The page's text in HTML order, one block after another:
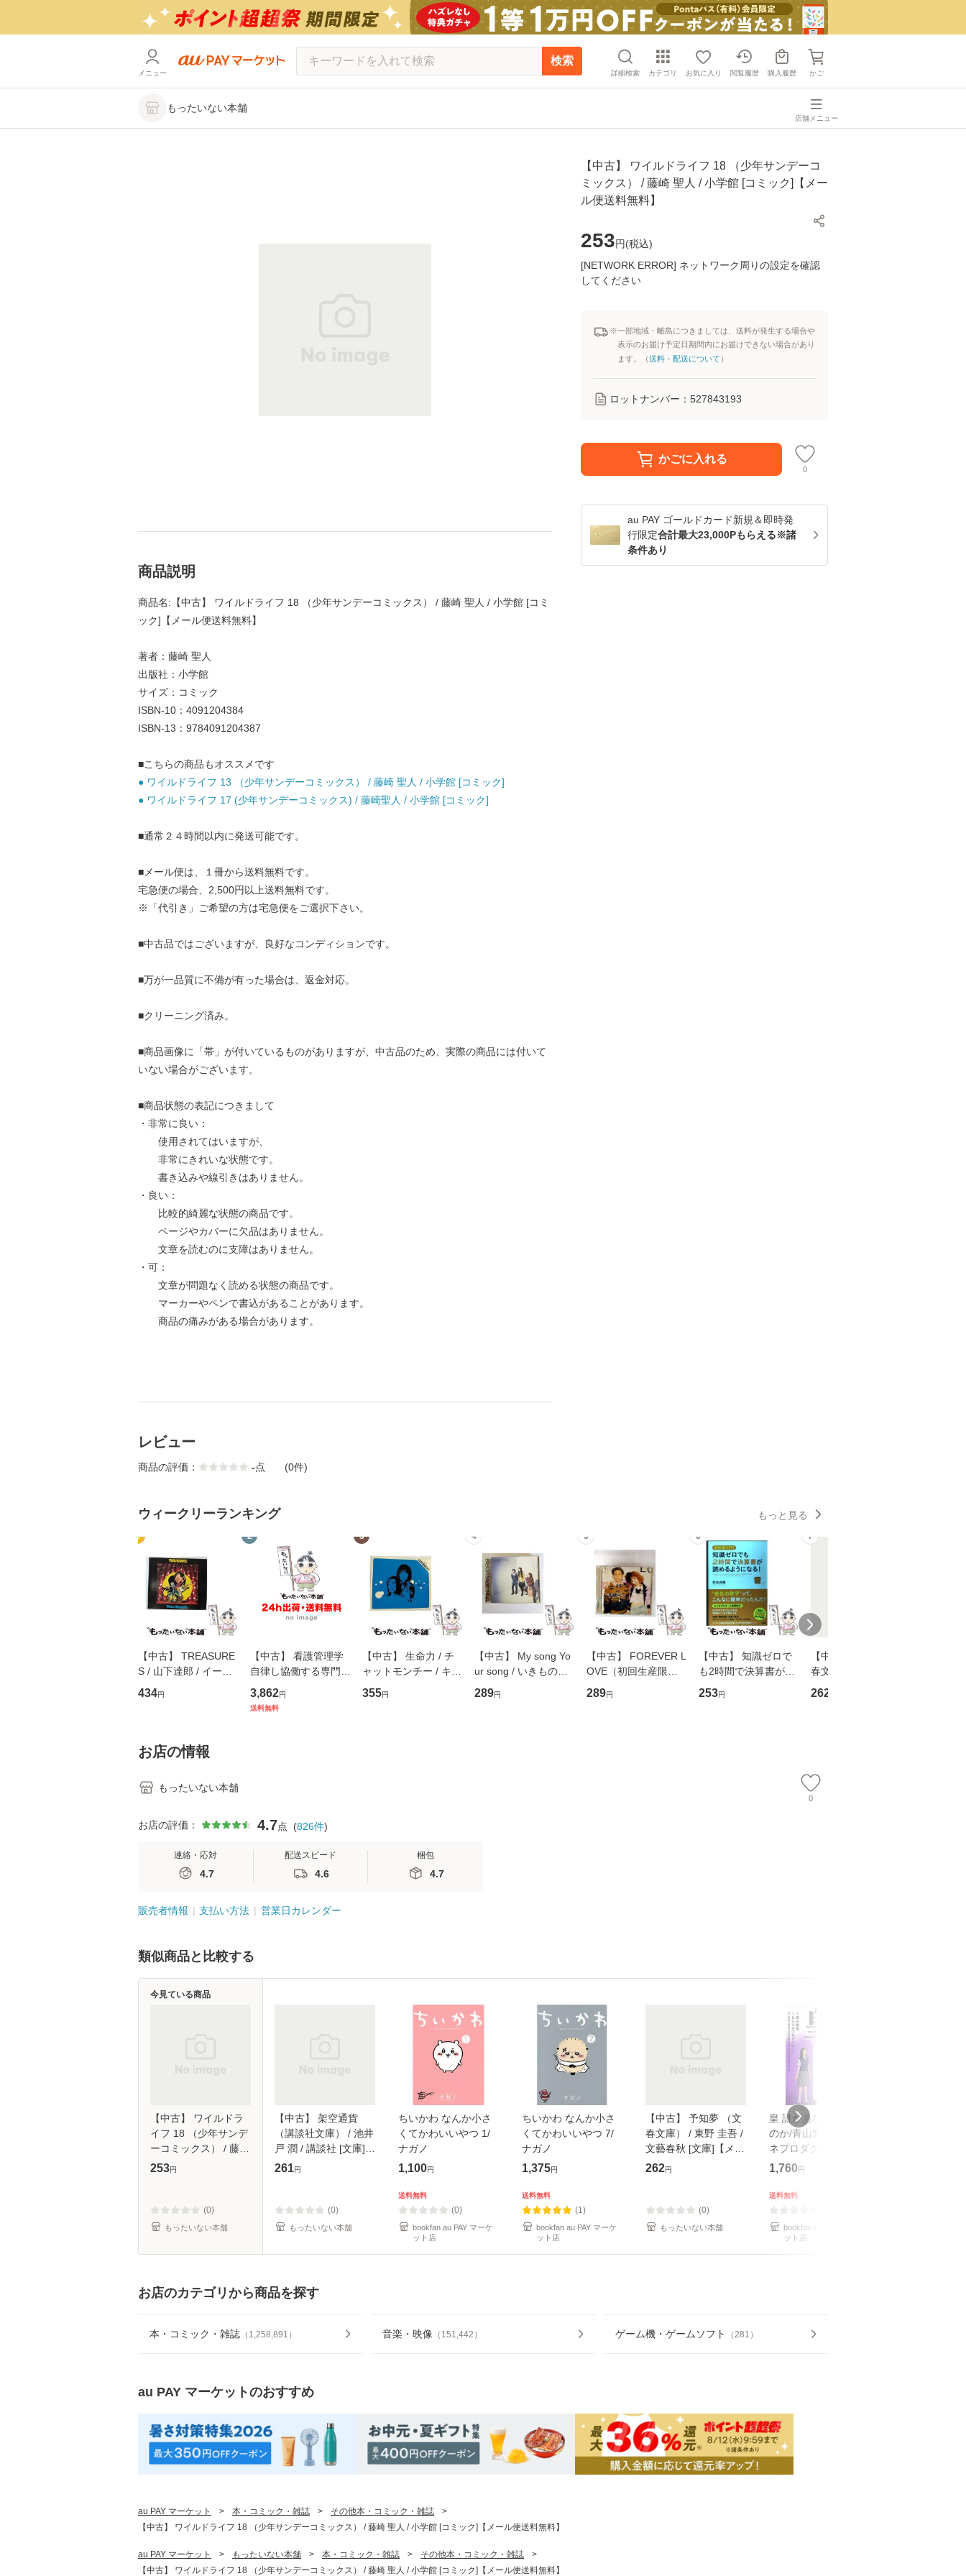
メニュー
検索
詳細検索 カテゴリ お気に入り 閲覧履歴 購入履歴 かご
もったいない本舗
店舗メニュー
【中古】 ワイルドライフ 18 （少年サンデーコ
ミックス） / 藤崎 聖人 / 小学館 [コミック]【メー
ル便送料無料】
253円(税込)
[NETWORK ERROR] ネットワーク周りの設定を確認
してください
※一部地域・離島につきましては、送料が発生する場合や
表示のお届け予定日期間内にお届けできない場合があり
ます。（送料・配送について ）
ロットナンバー： 527843193
かごに入れる
0
au PAY ゴールドカード新規＆即時発
行限定合計最大23,000Pもらえる※諸
条件あり
商品説明
商品名:【中古】 ワイルドライフ 18 （少年サンデーコミックス） / 藤崎 聖人 / 小学館 [コミ
ック]【メール便送料無料】
著者：藤崎 聖人
出版社：小学館
サイズ：コミック
ISBN-10：4091204384
ISBN-13：9784091204387
■こちらの商品もオススメです
● ワイルドライフ 13 （少年サンデーコミックス） / 藤崎 聖人 / 小学館 [コミック]
● ワイルドライフ 17 (少年サンデーコミックス) / 藤崎聖人 / 小学館 [コミック]
■通常２４時間以内に発送可能です。
■メール便は、１冊から送料無料です。
宅急便の場合、2,500円以上送料無料です。
※「代引き」ご希望の方は宅急便をご選択下さい。
■中古品ではございますが、良好なコンディションです。
■万が一品質に不備が有った場合は、返金対応。
■クリーニング済み。
■商品画像に「帯」が付いているものがありますが、中古品のため、実際の商品には付いて
いない場合がございます。
■商品状態の表記につきまして
・非常に良い：
使用されてはいますが、
非常にきれいな状態です。
書き込みや線引きはありません。
・良い：
比較的綺麗な状態の商品です。
ページやカバーに欠品はありません。
文章を読むのに支障はありません。
・可：
文章が問題なく読める状態の商品です。
マーカーやペンで書込があることがあります。
商品の痛みがある場合があります。
レビュー
商品の評価： -点 (0件)
ウィークリーランキング もっと見る
1
【中古】 TREASURE
S / 山下達郎 / イース
トウエスト・ジャパン
[CD]【メール便送料無
434円
2
【中古】 看護管理学
自律し協働する専門職
の看護マネジメントス
キル 改訂第3版 (看護
3,862円
送料無料
3
【中古】 生命力 / チ
ャットモンチー / キュ
ーンレコード [CD]
【メール便送料無料】
355円
4
【中古】 My song Yo
ur song / いきものが
かり / [CD]【メール便
送料無料】
289円
5
【中古】 FOREVER L
OVE（初回生産限定
盤） / 清水翔太×加藤
ミリヤ / [CD]【メール
289円
6
【中古】 知識ゼロで
も2時間で決算書が読
めるようになる！ 会
計超入門！ / 佐伯 良
253円
7
【中古】 予知夢 （文
春文庫） / 東野 圭吾 /
文藝春秋 [文庫]【メー
262
お店の情報
もったいない本舗
0
お店の評価： 4.7点 (826件)
連絡・応対
4.7
配送スピード
4.6
梱包
4.7
販売者情報 支払い方法 営業日カレンダー
類似商品と比較する
【中古】 ワイルドラ
イフ 18 （少年サンデ
ーコミックス） / 藤崎
聖人 / 小学館 [コミッ
253円
(0)
もったいない本舗
今見ている商品
【中古】 架空通貨
（講談社文庫） / 池井
戸 潤 / 講談社 [文庫]
【メール便送料無料】
261円
(0)
もったいない本舗
ちいかわ なんか小さ
くてかわいいやつ 1/
ナガノ
1,100円
送料無料
(0)
bookfan au PAY マーケ
ット店
ちいかわ なんか小さ
くてかわいいやつ 7/
ナガノ
1,375円
送料無料
(1)
bookfan au PAY マーケ
ット店
【中古】 予知夢 （文
春文庫） / 東野 圭吾 /
文藝春秋 [文庫]【メー
ル便送料無料】
262円
(0)
もったいない本舗
皇 誰があなたを護る
のか/青山繁晴/ヒロカ
ネプロダクション/新
田均
1,760 円
送料無料
bookfan au PAY マーケ
ット店
お店のカテゴリから商品を探す
本・コミック・雑誌 （ 1,258,891 ） 音楽・映像 （ 151,442 ） ゲーム機・ゲームソフト （ 281 ）
au PAY マーケットのおすすめ
au PAY マーケット > 本・コミック・雑誌 > その他本・コミック・雑誌
>
【中古】 ワイルドライフ 18 （少年サンデーコミックス） / 藤崎 聖人 / 小学館 [コミック]【メール便送料無料】
au PAY マーケット > もったいない本舗 > 本・コミック・雑誌 > その他本・コミック・雑誌
>
【中古】 ワイルドライフ 18 （少年サンデーコミックス） / 藤崎 聖人 / 小学館 [コミック]【メール便送料無料】